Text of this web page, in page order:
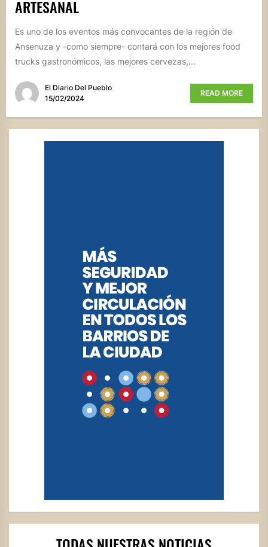
ARTESANAL
Es uno de los eventos más convocantes de la región de
Ansenuza y -como siempre- contará con los mejores food
trucks gastronómicos, las mejores cervezas,...
El Diario Del Pueblo
15/02/2024
READ MORE